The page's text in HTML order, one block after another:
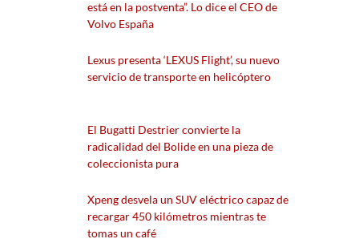
está en la postventa”. Lo dice el CEO de
Volvo España
Lexus presenta ‘LEXUS Flight’, su nuevo
servicio de transporte en helicóptero
El Bugatti Destrier convierte la
radicalidad del Bolide en una pieza de
coleccionista pura
Xpeng desvela un SUV eléctrico capaz de
recargar 450 kilómetros mientras te
tomas un café